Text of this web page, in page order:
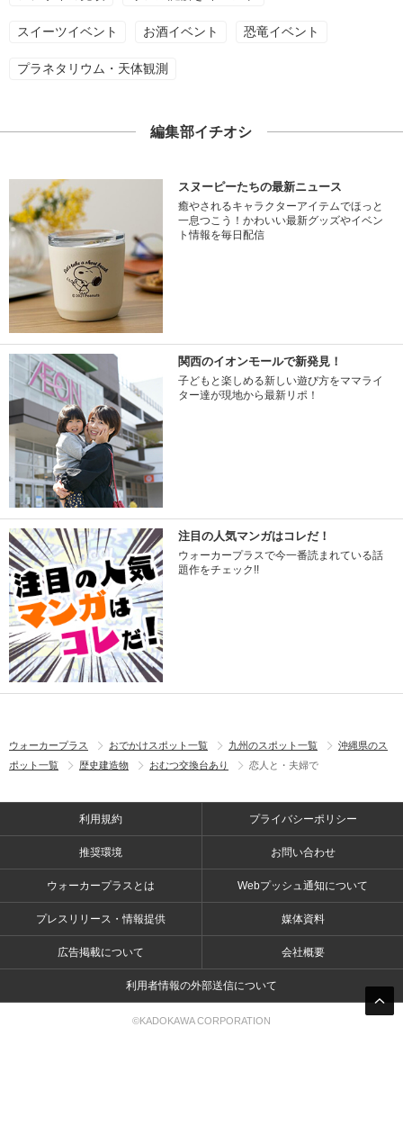
スイーツイベント お酒イベント 恐竜イベント
プラネタリウム・天体観測
編集部イチオシ
スヌーピーたちの最新ニュース
癒やされるキャラクターアイテムでほっと
一息つこう！かわいい最新グッズやイベン
ト情報を毎日配信
関西のイオンモールで新発見！
子どもと楽しめる新しい遊び方をママライ
ター達が現地から最新リポ！
注目の人気マンガはコレだ！
ウォーカープラスで今一番読まれている話
題作をチェック!!
ウォーカープラス おでかけスポット一覧 九州のスポット一覧
沖縄県のス
ポット一覧
歴史建造物 おむつ交換台あり 恋人と・夫婦で
利用規約 プライバシーポリシー
推奨環境 お問い合わせ
ウォーカープラスとは Webプッシュ通知について
プレスリリース・情報提供 媒体資料
広告掲載について 会社概要
利用者情報の外部送信について
©KADOKAWA CORPORATION